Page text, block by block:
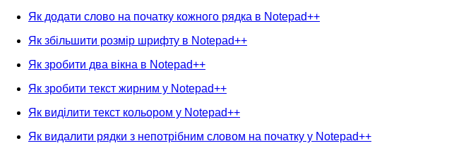
Як додати слово на початку кожного рядка в Notepad++
Як збільшити розмір шрифту в Notepad++
Як зробити два вікна в Notepad++
Як зробити текст жирним у Notepad++
Як виділити текст кольором у Notepad++
Як видалити рядки з непотрібним словом на початку у Notepad++